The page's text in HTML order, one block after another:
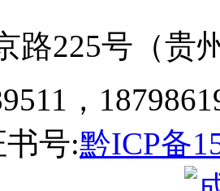
路225号（贵
，
号:黔ICP备